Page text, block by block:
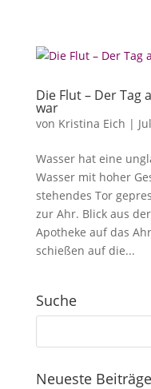
Die Flut – Der Tag
war
von Kristina Eich |
Wasser hat eine
Wasser mit hoher
stehendes Tor
zur Ahr. Blick aus
Apotheke auf das
schießen auf die...
Suche
Neueste Beiträge